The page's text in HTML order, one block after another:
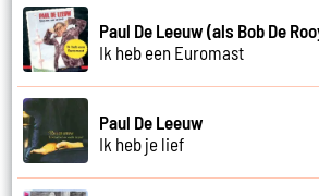
Paul De Leeuw (als Bob De
Ik heb een Euromast
Paul De Leeuw
Ik heb je lief